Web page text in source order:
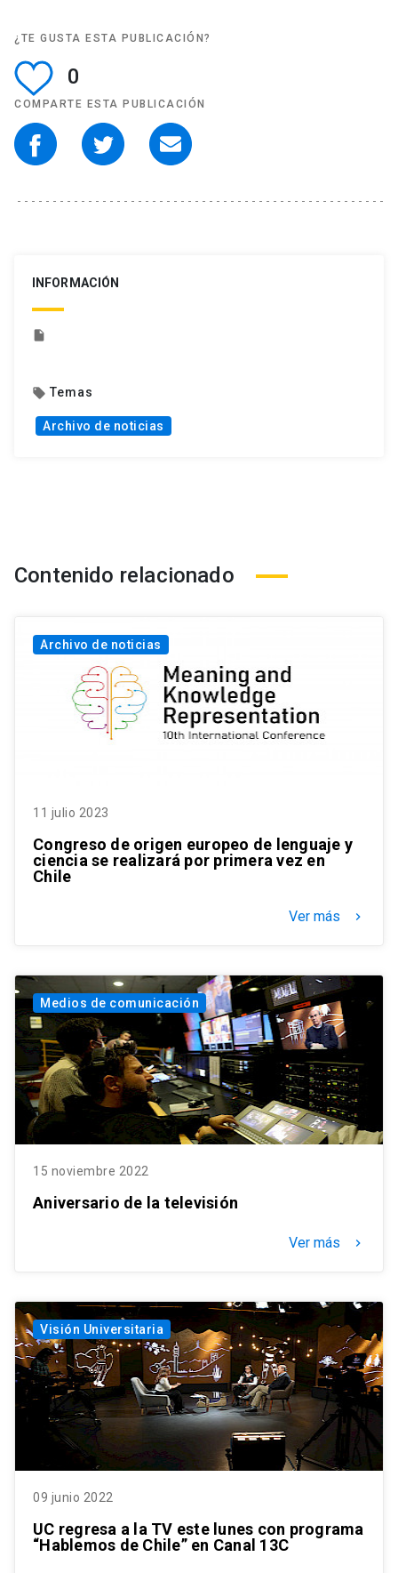
¿TE GUSTA ESTA PUBLICACIÓN?
0
COMPARTE ESTA PUBLICACIÓN
INFORMACIÓN
insert_drive_file
local_offer Temas
Archivo de noticias
Contenido relacionado
Archivo de noticias
11 julio 2023
Congreso de origen europeo de lenguaje y
ciencia se realizará por primera vez en
Chile
Ver más keyboard_arrow_right
Medios de comunicación
15 noviembre 2022
Aniversario de la televisión
Ver más keyboard_arrow_right
Visión Universitaria
09 junio 2022
UC regresa a la TV este lunes con programa
“Hablemos de Chile” en Canal 13C